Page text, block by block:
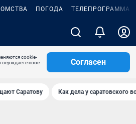
ПОГОДА ТЕЛЕПРОГРАММА
cookie-
свое
Согласен
Саратову Как дела у саратовского